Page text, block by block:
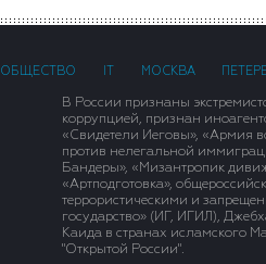
ОБЩЕСТВО МОСКВА
В России признаны
коррупцией, признан
«Свидетели Иеговы», «Армия
против нелегальной
Бандеры», «Мизантропик
«Артподготовка»,
террористическими и
государство» (ИГ, ИГИЛ),
Каида в странах исламского
"Открытой России".